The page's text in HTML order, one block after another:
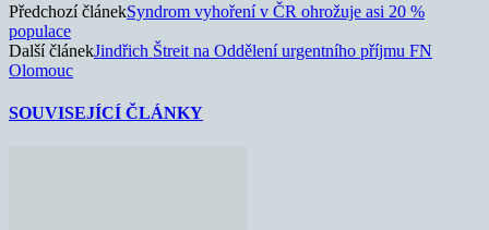
Předchozí článekSyndrom vyhoření v ČR ohrožuje asi 20 %
populace
Další článekJindřich Štreit na Oddělení urgentního příjmu FN
Olomouc
SOUVISEJÍCÍ ČLÁNKY